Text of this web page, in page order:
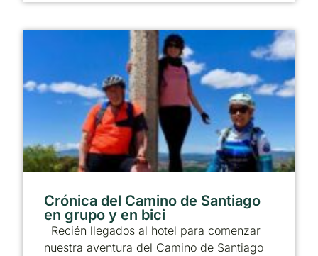
Crónica del Camino de Santiago
en grupo y en bici
Recién llegados al hotel para comenzar
nuestra aventura del Camino de Santiago